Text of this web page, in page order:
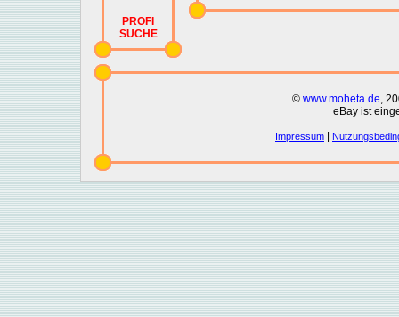
PROFI
SUCHE
© www.moheta.de,
eBay ist
Impressum